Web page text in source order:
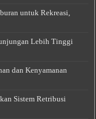
untuk Rekreasi,
Lebih Tinggi
dan Kenyamanan
Sistem Retribusi